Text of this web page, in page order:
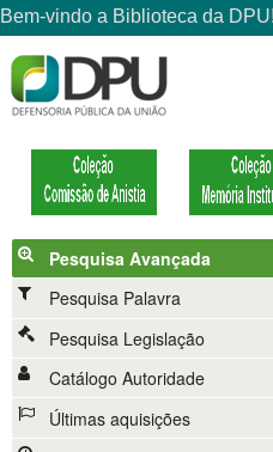
Pesquisa Avançada
Pesquisa Palavra
Pesquisa Legislação
Catálogo Autoridade
Últimas aquisições